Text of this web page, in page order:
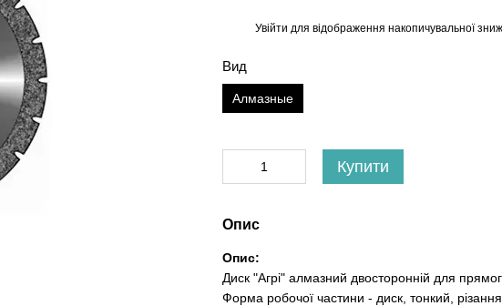
Увійти для відображення накопичувальної
Вид
Алмазные
Купити
Опис
Опис:
Диск "Агрі" алмазний двосторонній для
Форма робочої частини - диск, тонкий,